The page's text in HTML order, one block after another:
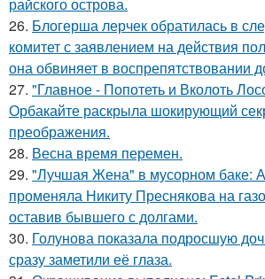
райского острова.
26. Блогерша лерчек обратилась в
комитет с заявлением на действия
она обвиняет в воспрепятствовании
27. "Главное - Попотеть и Вколоть
Орбакайте раскрыла шокирующий
преображения.
28. Весна время перемен.
29. "Лучшая Жена" в мусорном баке:
променяла Никиту Преснякова на
оставив бывшего с долгами.
30. Голунова показала подросшую
сразу заметили её глаза.